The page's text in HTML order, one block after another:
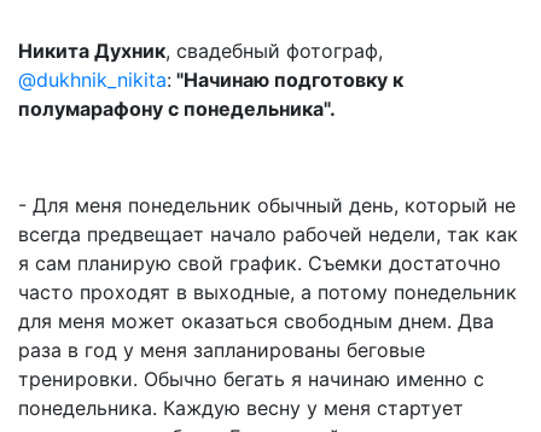
Никита Духник, свадебный фотограф,
@dukhnik_nikita: "Начинаю подготовку к
полумарафону с понедельника".
- Для меня понедельник обычный день, который не
всегда предвещает начало рабочей недели, так как
я сам планирую свой график. Съемки достаточно
часто проходят в выходные, а потому понедельник
для меня может оказаться свободным днем. Два
раза в год у меня запланированы беговые
тренировки. Обычно бегать я начинаю именно с
понедельника. Каждую весну у меня стартует